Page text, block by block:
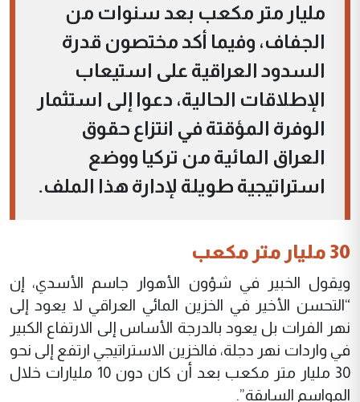
مليار متر مكعب بعد سنوات من
الجفاف، وفيما أكد مختصون قدرة
السدود العراقية على استيعاب
الإطلاقات الحالية، دعوا إلى استثمار
الوفرة المؤقتة في انتزاع حقوق
العراق المائية من تركيا ووضع
استراتيجية طويلة لإدارة هذا الملف.
30 مليار متر مكعب
ويقول الخبير في شؤون الأهوار جاسم الأسدي، إن
“التحسن الأخير في الخزين المائي العراقي لا يعود إلى
نهر الفرات بل يعود بالدرجة الأساس إلى الارتفاع الكبير
في واردات نهر دجلة، فالخزين الاستراتيجي ارتفع إلى نحو
30 مليار متر مكعب بعد أن كان دون 10 مليارات خلال
المواسم السابقة”.